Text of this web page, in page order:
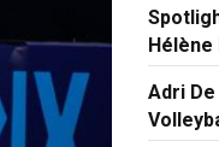
Hélène
Adri